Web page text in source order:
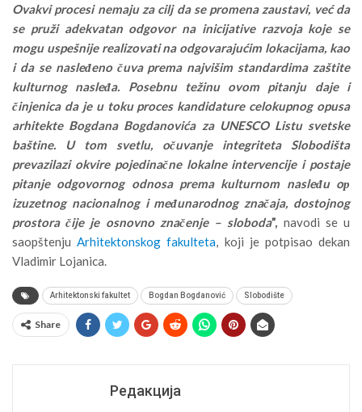
Ovakvi procesi nemaju za cilj da se promena zaustavi, već da
se pruži adekvatan odgovor na inicijative razvoja koje se
mogu uspešnije realizovati na odgovarajućim lokacijama, kao
i da se nasleđeno čuva prema najvišim standardima zaštite
kulturnog nasleđa. Posebnu težinu ovom pitanju daje i
činjenica da je u toku proces kandidature celokupnog opusa
arhitekte Bogdana Bogdanovića za UNESCO Listu svetske
baštine. U tom svetlu, očuvanje integriteta Slobodišta
prevazilazi okvire pojedinačne lokalne intervencije i postaje
pitanje odgovornog odnosa prema kulturnom nasleđu oр
izuzetnog nacionalnog i međunarodnog značaja, dostojnog
prostora čije je osnovno značenje – sloboda”, navodi se u
saopštenjuArhitektonskog fakulteta, koji je potpisao dekan
Vladimir Lojanica.
Arhitektonski fakultet Bogdan Bogdanović Slobodište
Share
Редакција